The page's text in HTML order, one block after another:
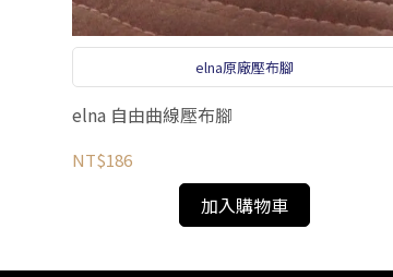
elna原廠壓布腳
elna 自由曲線壓布腳
NT$186
加入購物車